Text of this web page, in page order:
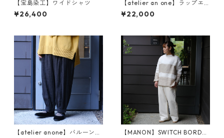
【宝島染工】ワイドシャツ
¥26,400
【atelier an one】ラップエ
プロン an2460
¥22,000
【atelier anone】バルーンパ
【MANON】SWITCH BORDE